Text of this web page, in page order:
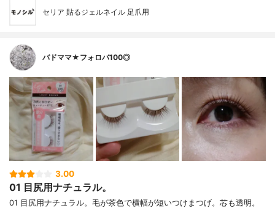
セリア 貼るジェルネイル 足爪用
バドママ★フォロバ100◎
3.00
01 目尻用ナチュラル。
01 目尻用ナチュラル。毛が茶色で横幅が短いつけまつげ。芯も透明。